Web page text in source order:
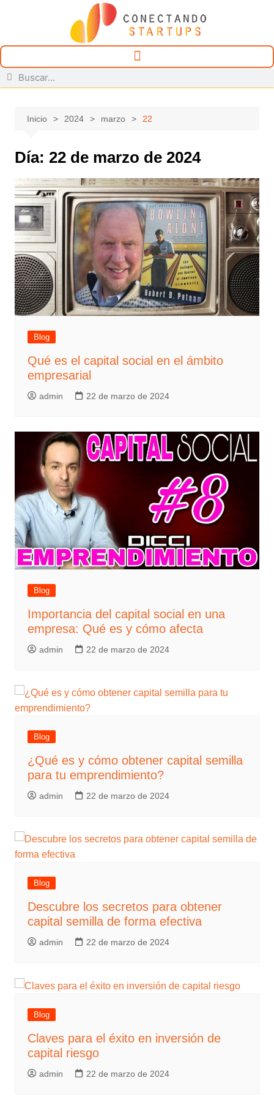
Inicio 2024 marzo 22
Día: 22 de marzo de 2024
Blog
Qué es el capital social en el ámbito
empresarial
admin 22 de marzo de 2024
Blog
Importancia del capital social en una
empresa: Qué es y cómo afecta
admin 22 de marzo de 2024
Blog
¿Qué es y cómo obtener capital semilla
para tu emprendimiento?
admin 22 de marzo de 2024
Blog
Descubre los secretos para obtener
capital semilla de forma efectiva
admin 22 de marzo de 2024
Blog
Claves para el éxito en inversión de
capital riesgo
admin 22 de marzo de 2024